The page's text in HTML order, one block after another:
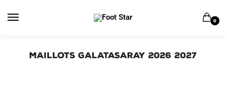
0
Maillots Galatasaray 2026 2027